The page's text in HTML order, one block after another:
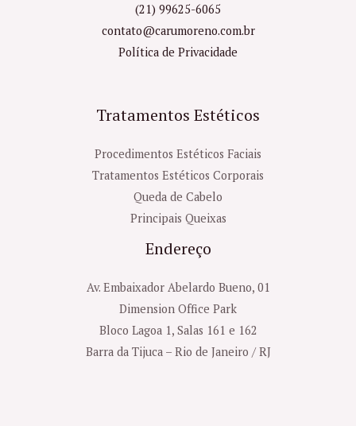
(21) 99625-6065
contato@carumoreno.com.br
Política de Privacidade
Tratamentos Estéticos
Procedimentos Estéticos Faciais
Tratamentos Estéticos Corporais
Queda de Cabelo
Principais Queixas
Endereço
Av. Embaixador Abelardo Bueno, 01
Dimension Office Park
Bloco Lagoa 1, Salas 161 e 162
Barra da Tijuca – Rio de Janeiro / RJ